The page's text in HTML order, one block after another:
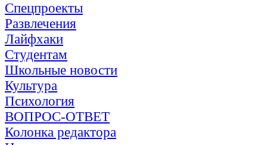
Спецпроекты
Развлечения
Лайфхаки
Студентам
Школьные новости
Культура
Психология
ВОПРОС-ОТВЕТ
Колонка редактора